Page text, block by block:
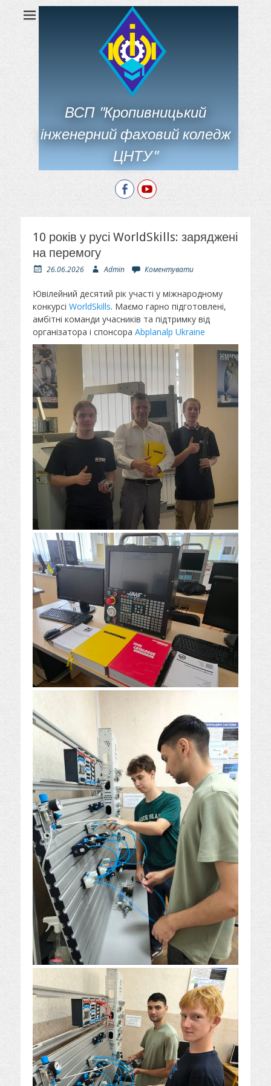
ВСП "Кропивницький
інженерний фаховий коледж
ЦНТУ"
FacebookYouTube
10 років у русі WorldSkills: заряджені
на перемогу
О
у
л
і
к
о
в
а
н
о
26.06.2026
А
т
о
р
Admin Коментувати
Ювілейний десятий рік участі у міжнародному
конкурсі WorldSkills. Маємо гарно підготовлені,
амбітні команди учасників та підтримку від
організатора і спонсора Abplanalp Ukraine